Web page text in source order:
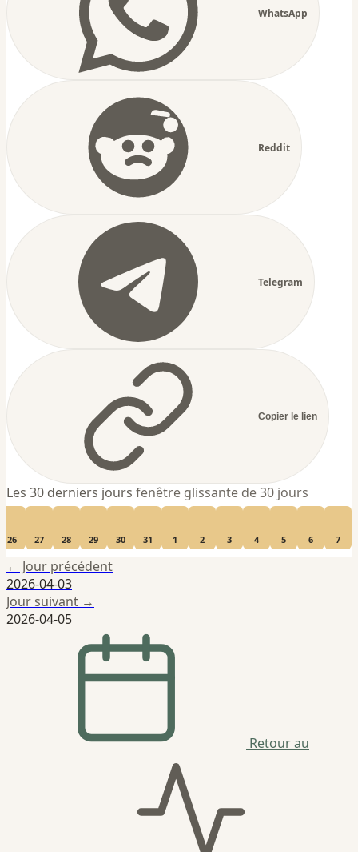
WhatsApp
Reddit
Telegram
Copier le lien
Les 30 derniers jours fenêtre glissante de 30 jours
26 27 28 29 30 31 1 2 3 4 5 6 7
← Jour précédent
2026-04-03
Jour suivant →
2026-04-05
Retour au